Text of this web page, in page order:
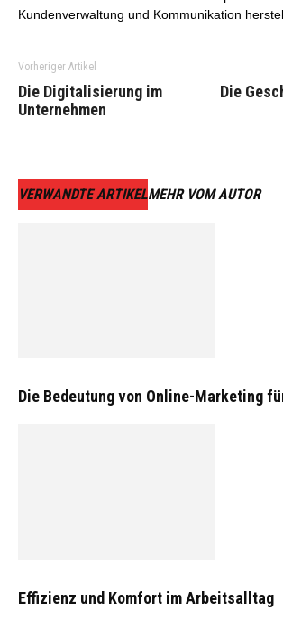
Kundenverwaltung und Kommunikation
Vorheriger Artikel
Die Digitalisierung im
Unternehmen
Die
VERWANDTE ARTIKELMEHR VOM AUTOR
Die Bedeutung von Online-Marketing
Effizienz und Komfort im Arbeitsalltag